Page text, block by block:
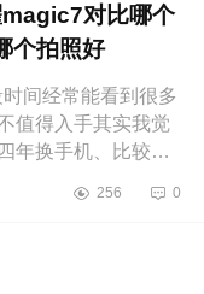
对比哪个
个拍照好
经常能看到很多
值得入手其实我觉
年换手机、比较看
大家介绍下小米15
256 0